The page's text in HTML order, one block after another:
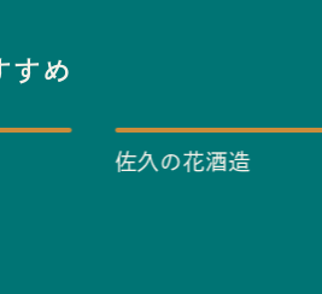
すめ
佐久の花酒造